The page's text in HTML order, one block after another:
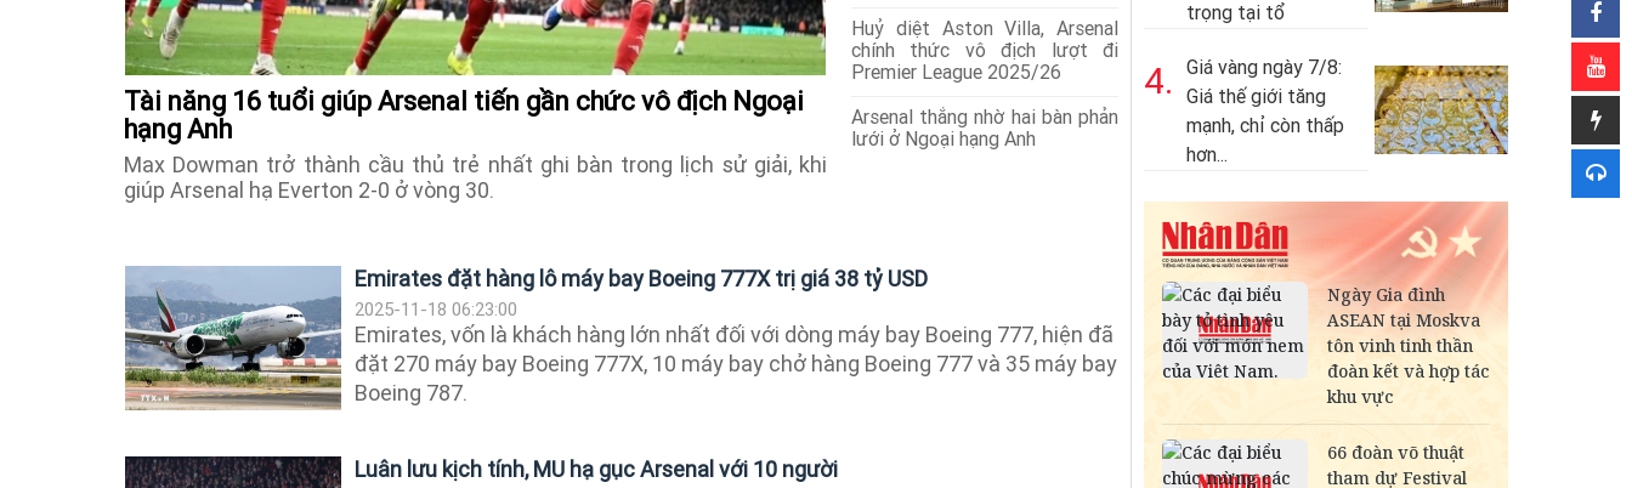
Tài năng 16 tuổi giúp Arsenal tiến gần chức vô địch Ngoại
hạng Anh
Max Dowman trở thành cầu thủ trẻ nhất ghi bàn trong lịch sử giải, khi
giúp Arsenal hạ Everton 2-0 ở vòng 30.
Huỷ diệt Aston Villa, Arsenal
chính thức vô địch lượt đi
Premier League 2025/26
Arsenal thắng nhờ hai bàn phản
lưới ở Ngoại hạng Anh
Emirates đặt hàng lô máy bay Boeing 777X trị giá 38 tỷ USD
2025-11-18 06:23:00
Emirates, vốn là khách hàng lớn nhất đối với dòng máy bay Boeing 777, hiện đã
đặt 270 máy bay Boeing 777X, 10 máy bay chở hàng Boeing 777 và 35 máy bay
Boeing 787.
Luân lưu kịch tính, MU hạ gục Arsenal với 10 người
trọng tại tổ
4.
Giá vàng ngày 7/8:
Giá thế giới tăng
mạnh, chỉ còn thấp
hơn...